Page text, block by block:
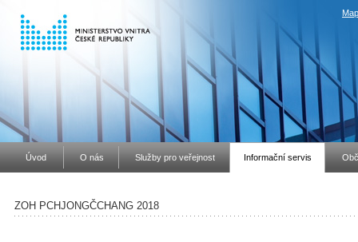
Úvod O nás Služby pro veřejnost Informační servis
ZOH PCHJONGČCHANG 2018